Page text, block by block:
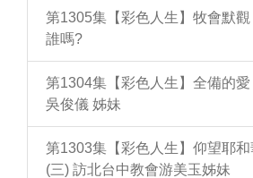
第1305集【彩色人生】牧會默
誰嗎?
第1304集【彩色人生】全備的
吳俊儀 姊妹
第1303集【彩色人生】仰望耶
(三) 訪北台中教會游美玉姊妹